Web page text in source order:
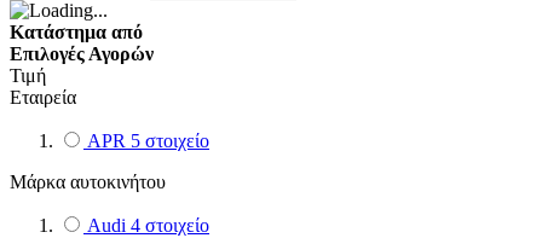
Κατάστημα από
Επιλογές Αγορών
Τιμή
Εταιρεία
APR 5 στοιχείο
Μάρκα αυτοκινήτου
Audi 4 στοιχείο